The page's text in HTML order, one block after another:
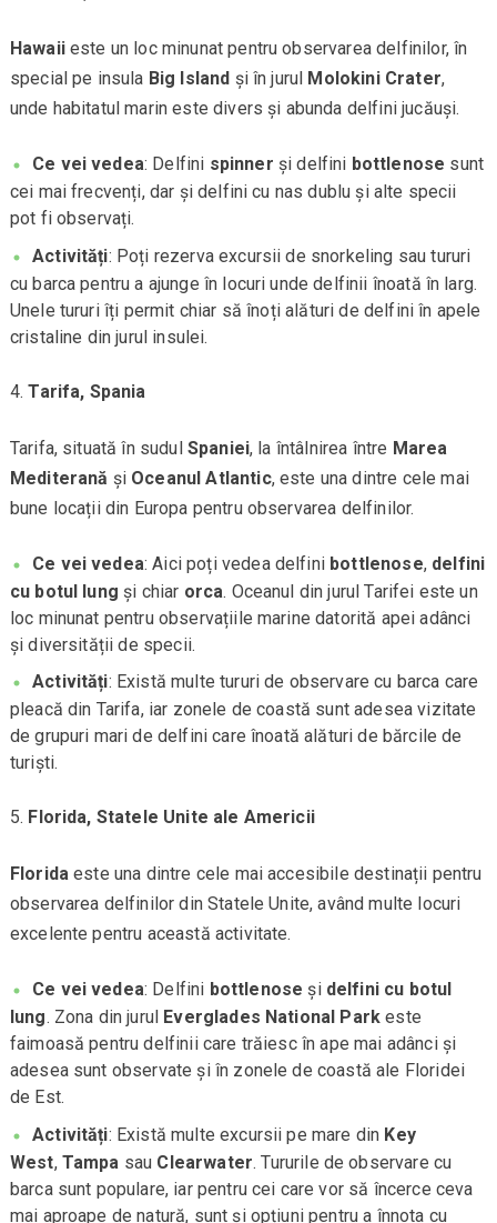
Hawaiieste un loc minunat pentru observarea delfinilor, în
special pe insula Big Island și în jurul Molokini Crater,
unde habitatul marin este divers și abunda delfini jucăuși.
Ce vei vedea: Delfini spinner și delfini bottlenose sunt
cei mai frecvenți, dar și delfini cu nas dublu și alte specii
pot fi observați.
Activități: Poți rezerva excursii de snorkeling sau tururi
cu barca pentru a ajunge în locuri unde delfinii înoată în larg.
Unele tururi îți permit chiar să înoți alături de delfini în apele
cristaline din jurul insulei.
Tarifa, Spania
Tarifa, situată în sudul Spaniei, la întâlnirea între Marea
Mediterană și Oceanul Atlantic, este una dintre cele mai
bune locații din Europa pentru observarea delfinilor.
Ce vei vedea: Aici poți vedea delfini bottlenose, delfini
cu botul lung și chiar orca. Oceanul din jurul Tarifei este un
loc minunat pentru observațiile marine datorită apei adânci
și diversității de specii.
Activități: Există multe tururi de observare cu barca care
pleacă din Tarifa, iar zonele de coastă sunt adesea vizitate
de grupuri mari de delfini care înoată alături de bărcile de
turiști.
Florida, Statele Unite ale Americii
Florida este una dintre cele mai accesibile destinații pentru
observarea delfinilor din Statele Unite, având multe locuri
excelente pentru această activitate.
Ce vei vedea: Delfini bottlenose și delfini cu botul
lung. Zona din jurul Everglades National Park este
faimoasă pentru delfinii care trăiesc în ape mai adânci și
adesea sunt observate și în zonele de coastă ale Floridei
de Est.
Activități: Există multe excursii pe mare din Key
West, Tampa sau Clearwater. Tururile de observare cu
barca sunt populare, iar pentru cei care vor să încerce ceva
mai aproape de natură, sunt și opțiuni pentru a înnota cu